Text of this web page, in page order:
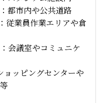
内や公共道路
業エリアや倉
やコミュニケ
ングセンターや